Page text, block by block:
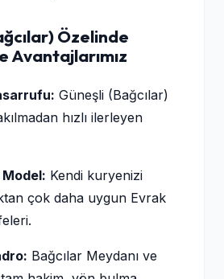
Özelinde
Avantajlarımız
Güneşli (Bağcılar)
hızlı ilerleyen
Model: Kendi kuryenizi
çok daha uygun Evrak
Bağcılar Meydanı ve